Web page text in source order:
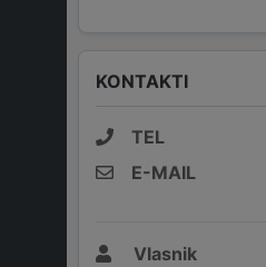
KONTAKTI
TEL
E-MAIL
Vlasnik